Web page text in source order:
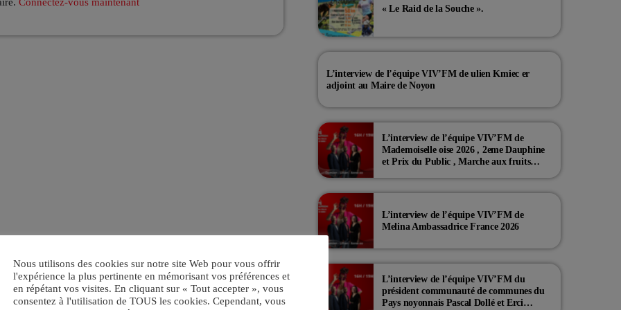
« Le Raid de la Souche ».
L’interview de l’équipe VIV’FM de ulien Kmiec er
adjoint au Maire de Noyon
L’interview de l’équipe VIV’FM de
Mademoiselle oise 2026 , 2eme Dauphine
et Prix du Public , Marche aux fruits
L’interview de l’équipe VIV’FM de
Melina Ambassadrice France 2026
L’interview de l’équipe VIV’FM du
président communauté de communes du
Pays noyonnais Pascal Dollé et Erci
Nous utilisons des cookies sur notre site Web pour vous offrir
l'expérience la plus pertinente en mémorisant vos préférences et
en répétant vos visites. En cliquant sur « Tout accepter », vous
consentez à l'utilisation de TOUS les cookies. Cependant, vous